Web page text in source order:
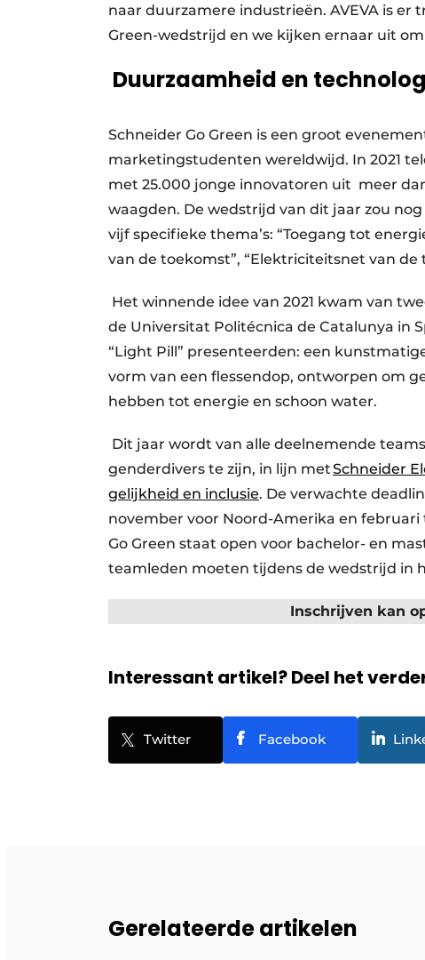
naar duurzamere industrieën. AVEVA is er
Green-wedstrijd en we kijken ernaar uit
Duurzaamheid en
Schneider Go Green is een groot
marketingstudenten wereldwijd. In 2021
met 25.000 jonge innovatoren uit meer
waagden. De wedstrijd van dit jaar zou
vijf specifieke thema’s: “Toegang tot
van de toekomst”, “Elektriciteitsnet van
Het winnende idee van 2021 kwam van
de Universitat Politécnica de Catalunya in
“Light Pill” presenteerden: een
vorm van een flessendop, ontworpen om
hebben tot energie en schoon water.
Dit jaar wordt van alle deelnemende
genderdivers te zijn, in lijn metSchneider
gelijkheid en inclusie. De verwachte
november voor Noord-Amerika en
Go Green staat open voor bachelor- en
teamleden moeten tijdens de wedstrijd in
Inschrijven kan
Interessant artikel? Deel het
Twitter Facebook
Gerelateerde artikelen